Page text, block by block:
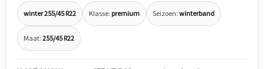
winter 255/45 R22 Klasse: premium Seizoen: winterband
Maat: 255/45 R22